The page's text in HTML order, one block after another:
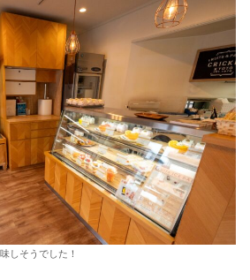
しそうでした！